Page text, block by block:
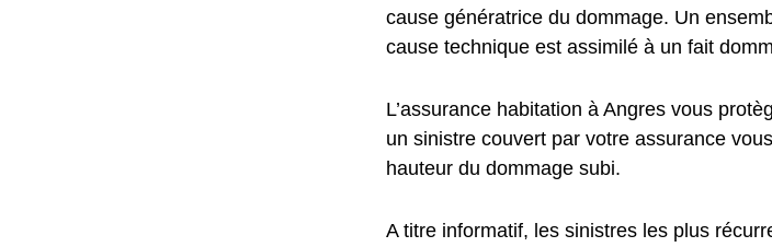
cause génératrice du dommage. Un
cause technique est assimilé à un fait
L’assurance habitation à Angres vous
un sinistre couvert par votre assurance
hauteur du dommage subi.
A titre informatif, les sinistres les plus